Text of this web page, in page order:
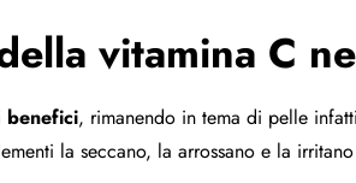
vitamina C
benefici, rimanendo in tema di pelle
la seccano, la arrossano e la